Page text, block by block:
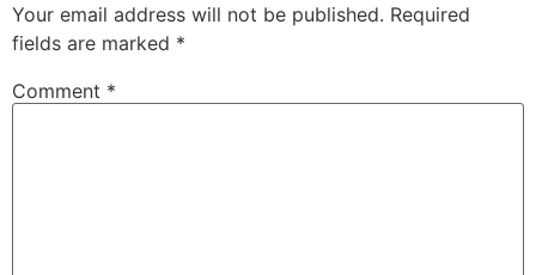
Your email address will not be published. Required
fields are marked *
Comment *